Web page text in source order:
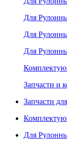
Для
Для
Для
Запчасти и
Запчасти
Для